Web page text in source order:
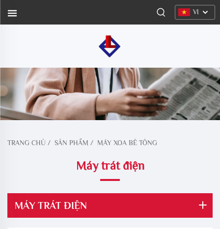
VI
TRANG CHỦ / SẢN PHẨM / MÁY XOA BÊ TÔNG
Máy trát điện
MÁY TRÁT ĐIỆN